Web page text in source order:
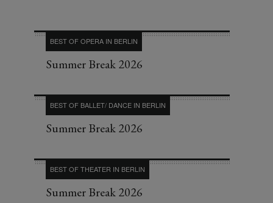
BEST OF OPERA IN BERLIN
Summer Break 2026
BEST OF BALLET/ DANCE IN BERLIN
Summer Break 2026
BEST OF THEATER IN BERLIN
Summer Break 2026